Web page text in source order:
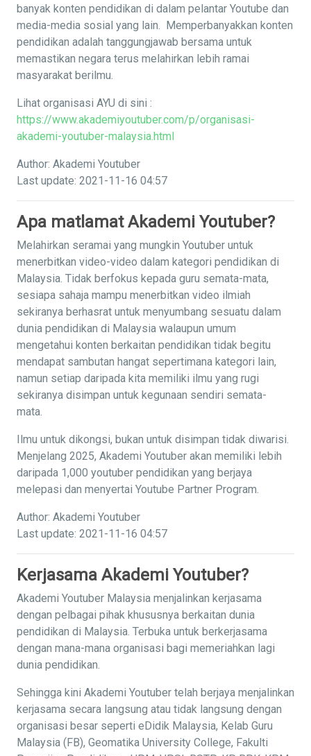
banyak konten pendidikan di dalam pelantar Youtube dan
media-media sosial yang lain. Memperbanyakkan konten
pendidikan adalah tanggungjawab bersama untuk
memastikan negara terus melahirkan lebih ramai
masyarakat berilmu.
Lihat organisasi AYU di sini :
https://www.akademiyoutuber.com/p/organisasi-
akademi-youtuber-malaysia.html
Author: Akademi Youtuber
Last update: 2021-11-16 04:57
Apa matlamat Akademi Youtuber?
Melahirkan seramai yang mungkin Youtuber untuk
menerbitkan video-video dalam kategori pendidikan di
Malaysia. Tidak berfokus kepada guru semata-mata,
sesiapa sahaja mampu menerbitkan video ilmiah
sekiranya berhasrat untuk menyumbang sesuatu dalam
dunia pendidikan di Malaysia walaupun umum
mengetahui konten berkaitan pendidikan tidak begitu
mendapat sambutan hangat sepertimana kategori lain,
namun setiap daripada kita memiliki ilmu yang rugi
sekiranya disimpan untuk kegunaan sendiri semata-
mata.
Ilmu untuk dikongsi, bukan untuk disimpan tidak diwarisi.
Menjelang 2025, Akademi Youtuber akan memiliki lebih
daripada 1,000 youtuber pendidikan yang berjaya
melepasi dan menyertai Youtube Partner Program.
Author: Akademi Youtuber
Last update: 2021-11-16 04:57
Kerjasama Akademi Youtuber?
Akademi Youtuber Malaysia menjalinkan kerjasama
dengan pelbagai pihak khususnya berkaitan dunia
pendidikan di Malaysia. Terbuka untuk berkerjasama
dengan mana-mana organisasi bagi memeriahkan lagi
dunia pendidikan.
Sehingga kini Akademi Youtuber telah berjaya menjalinkan
kerjasama secara langsung atau tidak langsung dengan
organisasi besar seperti eDidik Malaysia, Kelab Guru
Malaysia (FB), Geomatika University College, Fakulti